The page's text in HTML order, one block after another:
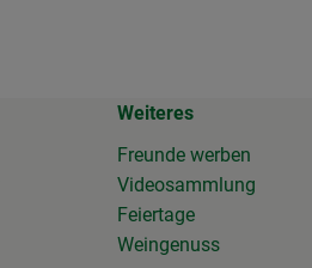
Weiteres
Freunde werben
Videosammlung
Feiertage
Weingenuss